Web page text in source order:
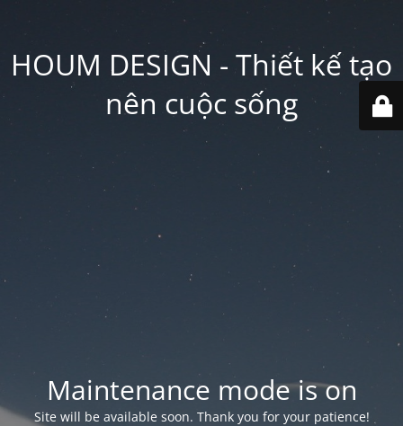
HOUM DESIGN - Thiết kế tạo
nên cuộc sống
Maintenance mode is on
Site will be available soon. Thank you for your patience!